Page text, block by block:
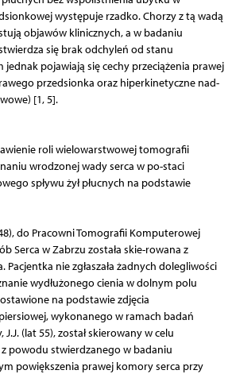
występuje rzadko. Chorzy z tą wadą
objawów klinicznych, a w badaniu
się brak odchyleń od stanu
jednak pojawiają się cechy przeciążenia prawej
przedsionka oraz hiperkinetyczne nad-
[1, 5].
roli wielowarstwowej tomografii
wrodzonej wady serca w po-staci
spływu żył płucnych na podstawie
do Pracowni Tomografii Komputerowej
Serca w Zabrzu została skie-rowana z
Pacjentka nie zgłaszała żadnych dolegliwości
wydłużonego cienia w dolnym polu
na podstawie zdjęcia
wykonanego w ramach badań
(lat 55), został skierowany w celu
powodu stwierdzanego w badaniu
powiększenia prawej komory serca przy